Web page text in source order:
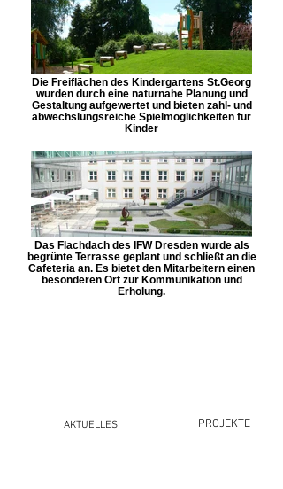
Die Freiflächen des Kindergartens St.Georg
wurden durch eine naturnahe Planung und
Gestaltung aufgewertet und bieten zahl- und
abwechslungsreiche Spielmöglichkeiten für
Kinder
Das Flachdach des IFW Dresden wurde als
begrünte Terrasse geplant und schließt an die
Cafeteria an. Es bietet den Mitarbeitern einen
besonderen Ort zur Kommunikation und
Erholung.
AKTUELLES PROJEKTE